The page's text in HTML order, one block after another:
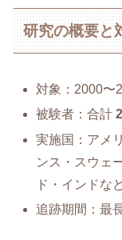
研究の概要と
対象：2000〜
被験者：合計
実施国：アメ
ンス・スウェ
ド・インドな
追跡期間：最